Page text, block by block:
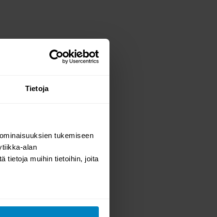
Tietoja
tukemiseen
alan
tietoja muihin tietoihin, joita